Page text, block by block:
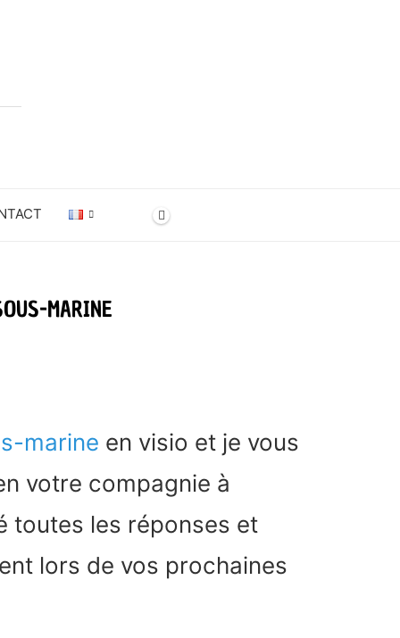
MARINE
marine en visio et je vous
votre compagnie à
toutes les réponses et
lors de vos prochaines